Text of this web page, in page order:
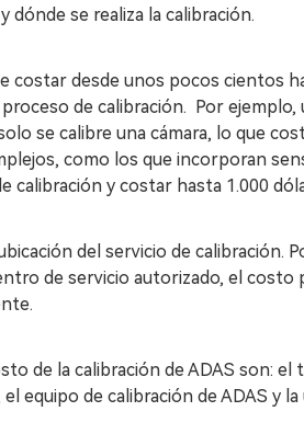
dónde se realiza la calibración.
costar desde unos pocos cientos
de calibración. Por ejemplo,
se calibre una cámara, lo que
como los que incorporan
calibración y costar hasta 1.000
del servicio de calibración.
de servicio autorizado, el costo
de la calibración de ADAS son: el
equipo de calibración de ADAS y